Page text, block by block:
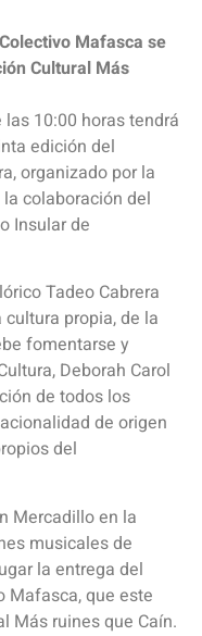
Mafasca se
Cultural Más
10:00 horas tendrá
edición del
organizado por la
colaboración del
Insular de
Tadeo Cabrera
propia, de la
fomentarse y
Deborah Carol
de todos los
de origen
del
Mercadillo en la
musicales de
la entrega del
Mafasca, que este
Más ruines que Caín.